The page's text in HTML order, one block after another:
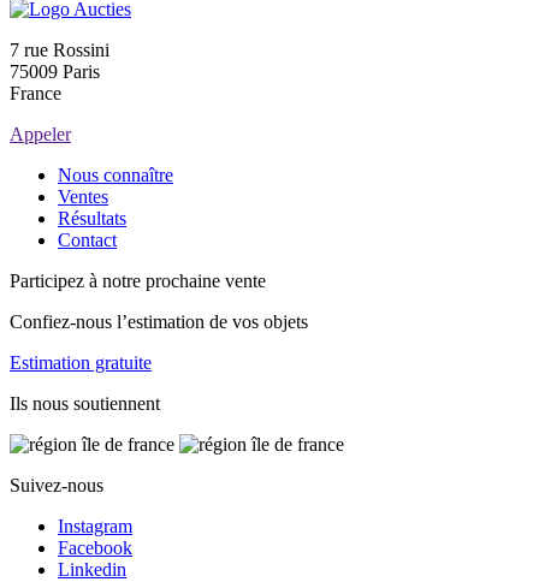
7 rue Rossini
75009 Paris
France
Appeler
Nous connaître
Ventes
Résultats
Contact
Participez à notre prochaine vente
Confiez-nous l’estimation de vos objets
Estimation gratuite
Ils nous soutiennent
Suivez-nous
Instagram
Facebook
Linkedin